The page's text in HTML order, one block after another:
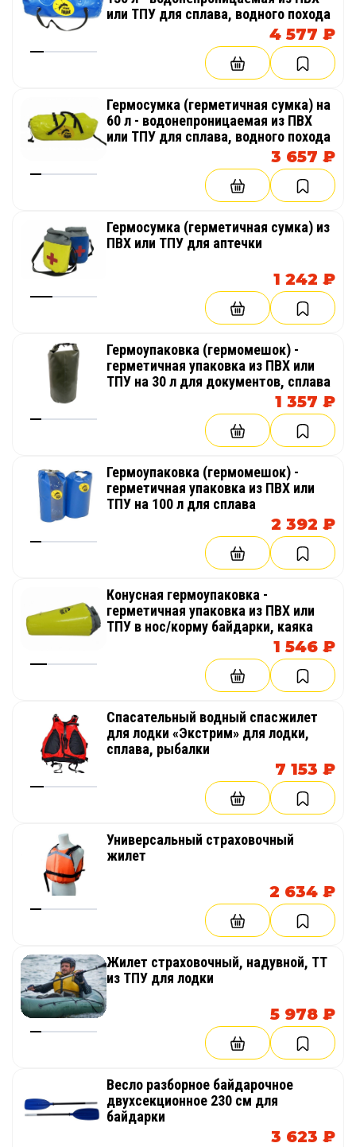
или ТПУ для сплава, водного похода
4 577 ₽
Гермосумка (герметичная сумка) на
60 л - водонепроницаемая из ПВХ
или ТПУ для сплава, водного похода
3 657 ₽
Гермосумка (герметичная сумка) из
ПВХ или ТПУ для аптечки
1 242 ₽
Гермоупаковка (гермомешок) -
герметичная упаковка из ПВХ или
ТПУ на 30 л для документов, сплава
1 357 ₽
Гермоупаковка (гермомешок) -
герметичная упаковка из ПВХ или
ТПУ на 100 л для сплава
2 392 ₽
Конусная гермоупаковка -
герметичная упаковка из ПВХ или
ТПУ в нос/корму байдарки, каяка
1 546 ₽
Cпасательный водный спасжилет
для лодки «Экстрим» для лодки,
сплава, рыбалки
7 153 ₽
Универсальный страховочный
жилет
2 634 ₽
Жилет страховочный, надувной, ТТ
из ТПУ для лодки
5 978 ₽
Весло разборное байдарочное
двухсекционное 230 см для
байдарки
3 623 ₽